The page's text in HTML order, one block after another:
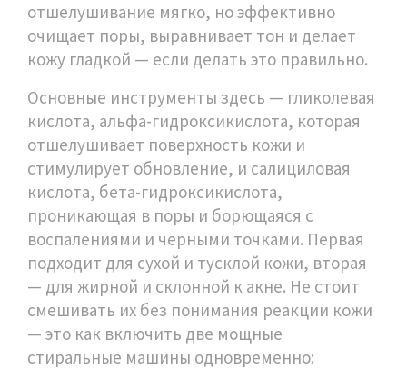
отшелушивание мягко, но эффективно
очищает поры, выравнивает тон и делает
кожу гладкой — если делать это правильно.
Основные инструменты здесь — гликолевая
кислота, альфа-гидроксикислота, которая
отшелушивает поверхность кожи и
стимулирует обновление, и салициловая
кислота, бета-гидроксикислота,
проникающая в поры и борющаяся с
воспалениями и черными точками. Первая
подходит для сухой и тусклой кожи, вторая
— для жирной и склонной к акне. Не стоит
смешивать их без понимания реакции кожи
— это как включить две мощные
стиральные машины одновременно: